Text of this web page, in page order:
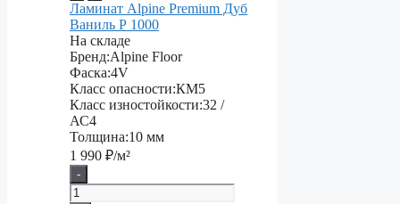
Ламинат Alpine Premium Дуб
Ваниль Р 1000
На складе
Бренд:Alpine Floor
Фаска:4V
Класс опасности:КМ5
Класс изностойкости:32 /
АС4
Толщина:10 мм
1 990 ₽/м²
-